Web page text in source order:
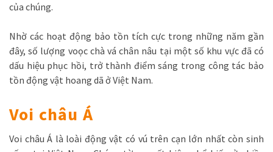
của chúng.
Nhờ các hoạt động bảo tồn tích cực trong những năm gần
đây, số lượng voọc chà vá chân nâu tại một số khu vực đã có
dấu hiệu phục hồi, trở thành điểm sáng trong công tác bảo
tồn động vật hoang dã ở Việt Nam.
Voi châu Á
Voi châu Á là loài động vật có vú trên cạn lớn nhất còn sinh